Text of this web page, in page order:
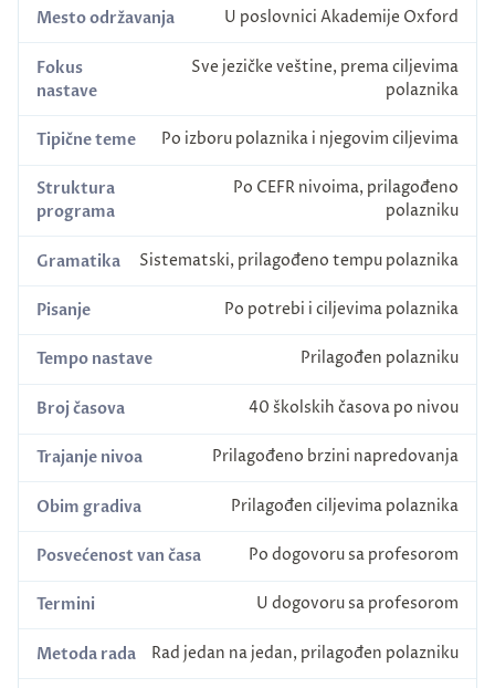
Mesto održavanja U poslovnici Akademije Oxford
Fokus
nastave
Sve jezičke veštine, prema ciljevima
polaznika
Tipične teme Po izboru polaznika i njegovim ciljevima
Struktura
programa
Po CEFR nivoima, prilagođeno
polazniku
Gramatika Sistematski, prilagođeno tempu polaznika
Pisanje Po potrebi i ciljevima polaznika
Tempo nastave Prilagođen polazniku
Broj časova 40 školskih časova po nivou
Trajanje nivoa Prilagođeno brzini napredovanja
Obim gradiva Prilagođen ciljevima polaznika
Posvećenost van časa Po dogovoru sa profesorom
Termini U dogovoru sa profesorom
Metoda rada Rad jedan na jedan, prilagođen polazniku